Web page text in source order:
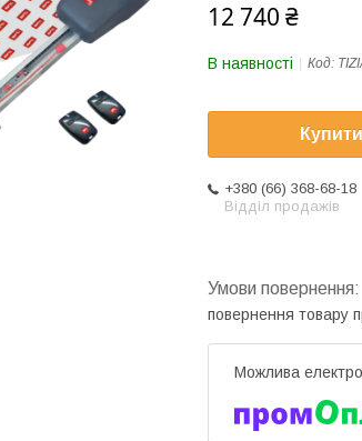
12 740 ₴
В наявності Код:
Купити
+380 (66) 368-68-18
Відділ продажів
повернення товару